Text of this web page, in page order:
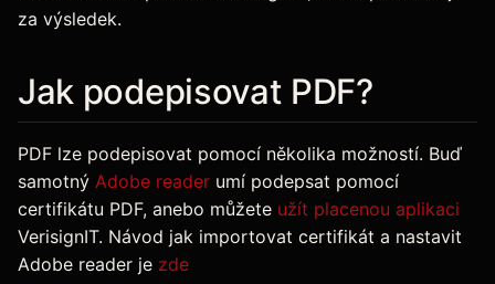
za výsledek.
Jak podepisovat PDF?
PDF lze podepisovat pomocí několika možností. Buď
samotný Adobe reader umí podepsat pomocí
certifikátu PDF, anebo můžete užít placenou aplikaci
VerisignIT. Návod jak importovat certifikát a nastavit
Adobe reader je zde